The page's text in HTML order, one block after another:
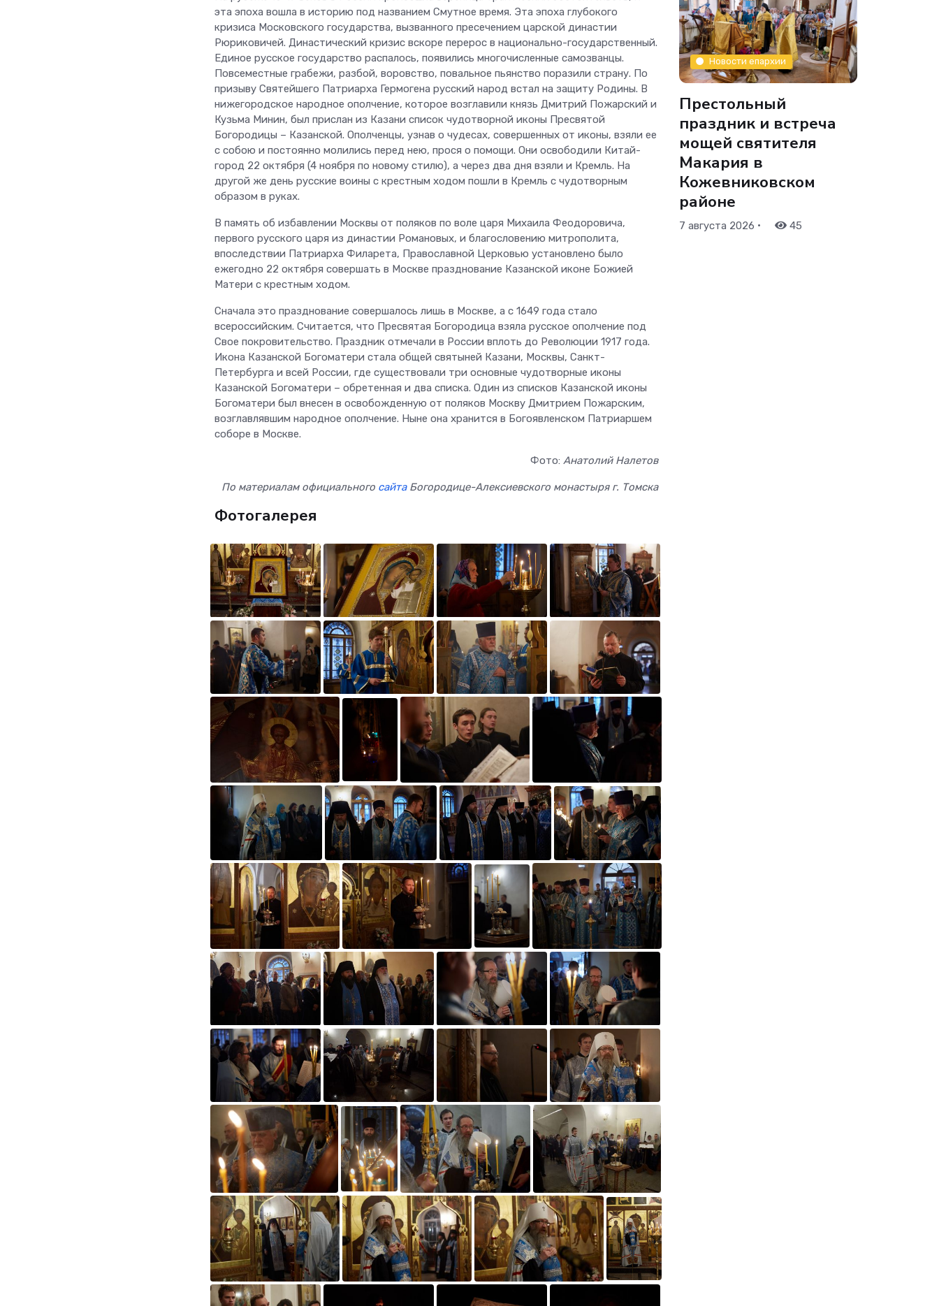
эта эпоха вошла в историю под названием Смутное время. Эта эпоха глубокого
кризиса Московского государства, вызванного пресечением царской династии
Рюриковичей. Династический кризис вскоре перерос в национально-государственный.
Единое русское государство распалось, появились многочисленные самозванцы.
Повсеместные грабежи, разбой, воровство, повальное пьянство поразили страну. По
призыву Святейшего Патриарха Гермогена русский народ встал на защиту Родины. В
нижегородское народное ополчение, которое возглавили князь Дмитрий Пожарский и
Кузьма Минин, был прислан из Казани список чудотворной иконы Пресвятой
Богородицы – Казанской. Ополченцы, узнав о чудесах, совершенных от иконы, взяли ее
с собою и постоянно молились перед нею, прося о помощи. Они освободили Китай-
город 22 октября (4 ноября по новому стилю), а через два дня взяли и Кремль. На
другой же день русские воины с крестным ходом пошли в Кремль с чудотворным
образом в руках.
В память об избавлении Москвы от поляков по воле царя Михаила Феодоровича,
первого русского царя из династии Романовых, и благословению митрополита,
впоследствии Патриарха Филарета, Православной Церковью установлено было
ежегодно 22 октября совершать в Москве празднование Казанской иконе Божией
Матери с крестным ходом.
Сначала это празднование совершалось лишь в Москве, а с 1649 года стало
всероссийским. Считается, что Пресвятая Богородица взяла русское ополчение под
Свое покровительство. Праздник отмечали в России вплоть до Революции 1917 года.
Икона Казанской Богоматери стала общей святыней Казани, Москвы, Санкт-
Петербурга и всей России, где существовали три основные чудотворные иконы
Казанской Богоматери – обретенная и два списка. Один из списков Казанской иконы
Богоматери был внесен в освобожденную от поляков Москву Дмитрием Пожарским,
возглавлявшим народное ополчение. Ныне она хранится в Богоявленском Патриаршем
соборе в Москве.
Фото: Анатолий Налетов
По материалам официального сайтаБогородице-Алексиевского монастыря г. Томска
Фотогалерея
Новости епархии
Престольный
праздник и встреча
мощей святителя
Макария в
Кожевниковском
районе
7 августа 2026 • 45